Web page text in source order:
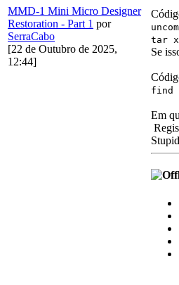
MMD-1 Mini Micro Designer
Restoration - Part 1 por
SerraCabo
[22 de Outubro de 2025,
12:44]
tar
Se
find
Em